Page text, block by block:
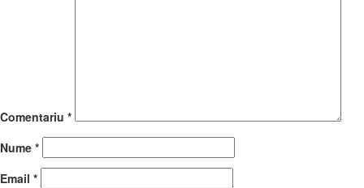
Comentariu *
Nume *
Email *